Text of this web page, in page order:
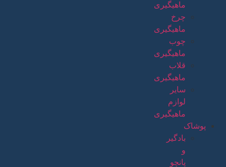
ماهیگیری
چرخ
ماهیگیری
چوب
ماهیگیری
قلاب
ماهیگیری
سایر
لوازم
ماهیگیری
پوشاک
بادگیر
و
پانچو